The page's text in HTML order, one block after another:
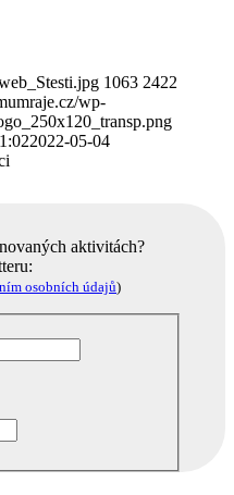
1063 2422
wp-
2022-05-04
aktivitách?
osobních údajů)